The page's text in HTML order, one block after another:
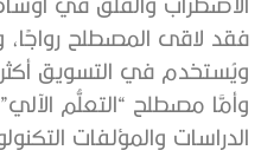
فقد لاقى المصطلح
ويُستخدم في التسويق أكثر
وأمَّا مصطلح “التعلُّم
الدراسات والمؤلفات